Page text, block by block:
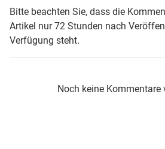
Bitte beachten Sie, dass die
Artikel nur 72 Stunden nach
Verfügung steht.
Noch keine Kommentare